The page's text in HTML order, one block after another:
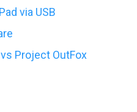
via USB
Project OutFox